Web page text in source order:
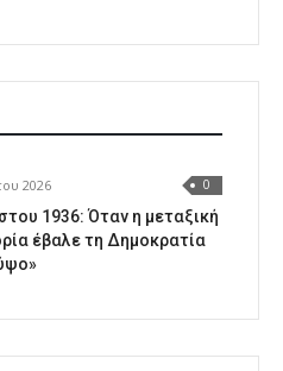
2026 0
1936: Όταν η μεταξική
έβαλε τη Δημοκρατία